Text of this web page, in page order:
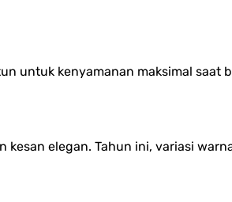
untuk kenyamanan maksimal saat
elegan. Tahun ini, variasi